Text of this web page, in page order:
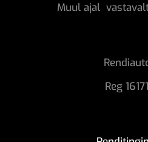
Muul ajal
Reg